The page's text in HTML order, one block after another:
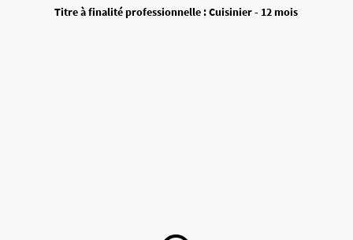
Titre à finalité professionnelle : Cuisinier - 12 mois